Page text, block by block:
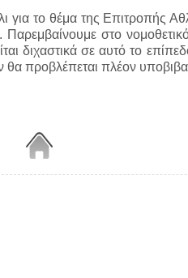
για το θέμα της Επιτροπής
στο
διχαστικά σε αυτό το
προβλέπεται πλέον